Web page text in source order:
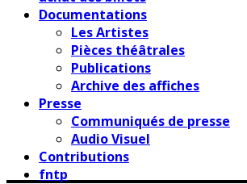
Documentations
Les Artistes
Pièces théâtrales
Publications
Archive des affiches
Presse
Communiqués de presse
Audio Visuel
Contributions
fntp